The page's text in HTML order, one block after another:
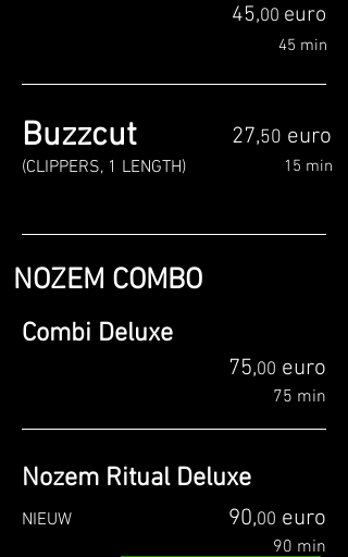
45,00 euro
45 min
Buzzcut 27,50 euro
(CLIPPERS, 1 LENGTH) 15 min
NOZEM COMBO
Combi Deluxe
75,00 euro
75 min
NIEUW
Nozem Ritual Deluxe
90,00 euro
90 min